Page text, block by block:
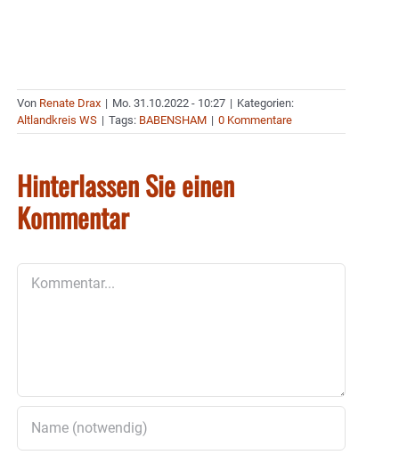
Von Renate Drax | Mo. 31.10.2022 - 10:27 | Kategorien:
Altlandkreis WS | Tags: BABENSHAM | 0 Kommentare
Hinterlassen Sie einen
Kommentar